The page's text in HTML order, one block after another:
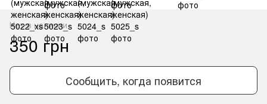
Нет в наличии
350 грн
Сообщить, когда появится